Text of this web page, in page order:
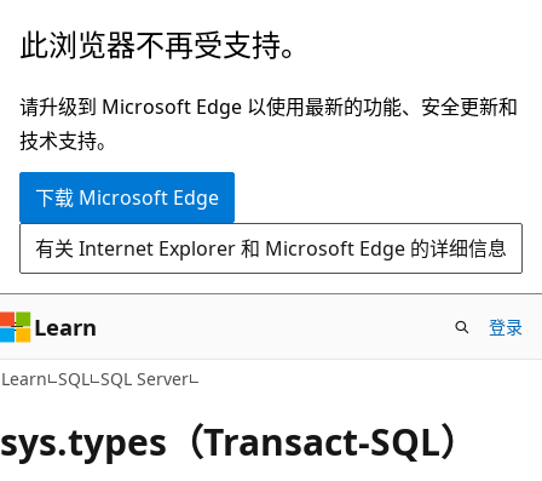
跳
主
要
内
此浏览器不再受支持。
请升级到 Microsoft Edge 以使用最新的功能、安全更新和
技术支持。
下载 Microsoft Edge
有关 Internet Explorer 和 Microsoft Edge 的详细信息
Learn 登录
Learn SQL SQL Server
sys.types（Transact-SQL）